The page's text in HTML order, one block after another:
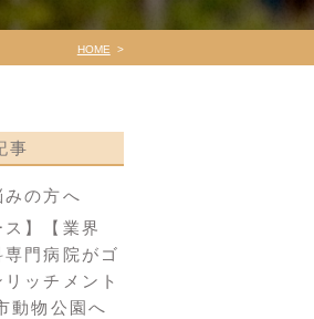
HOME
事
の方へ
ス】【業界
門病院がゴ
ッチメント
動物公園へ